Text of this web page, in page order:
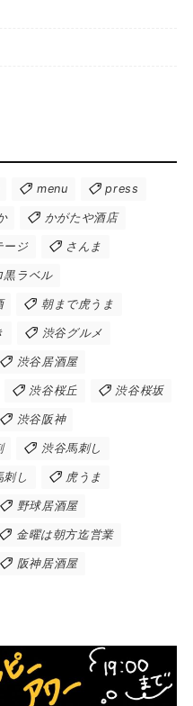
menu press
かがたや酒店
ージ さんま
黒ラベル
朝まで虎うま
渋谷グルメ
渋谷居酒屋
渋谷桜丘 渋谷桜坂
渋谷阪神
渋谷馬刺し
刺し 虎うま
野球居酒屋
金曜は朝方迄営業
阪神居酒屋